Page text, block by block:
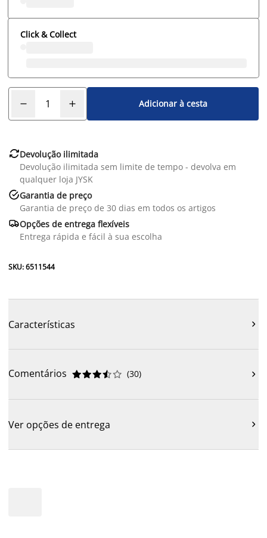
Click & Collect
Adicionar à cesta
Devolução ilimitada
Devolução ilimitada sem limite de tempo - devolva em
qualquer loja JYSK
Garantia de preço
Garantia de preço de 30 dias em todos os artigos
Opções de entrega flexíveis
Entrega rápida e fácil à sua escolha
SKU: 6511544
Características 
Comentários 




 (30) 
Ver opções de entrega 